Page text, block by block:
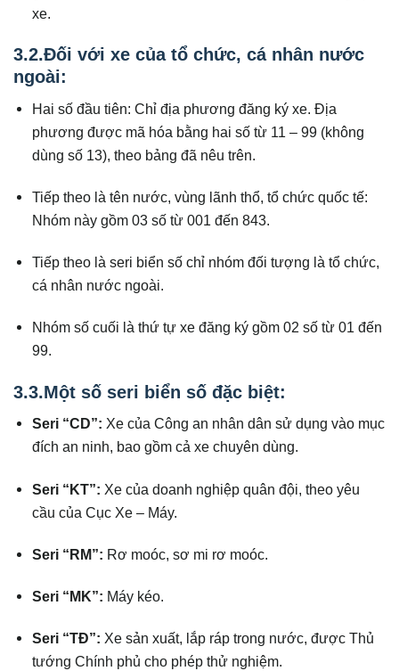
xe.
3.2.Đối với xe của tổ chức, cá nhân nước
ngoài:
Hai số đầu tiên: Chỉ địa phương đăng ký xe. Địa
phương được mã hóa bằng hai số từ 11 – 99 (không
dùng số 13), theo bảng đã nêu trên.
Tiếp theo là tên nước, vùng lãnh thổ, tổ chức quốc tế:
Nhóm này gồm 03 số từ 001 đến 843.
Tiếp theo là seri biển số chỉ nhóm đối tượng là tổ chức,
cá nhân nước ngoài.
Nhóm số cuối là thứ tự xe đăng ký gồm 02 số từ 01 đến
99.
3.3.Một số seri biển số đặc biệt:
Seri “CD”: Xe của Công an nhân dân sử dụng vào mục
đích an ninh, bao gồm cả xe chuyên dùng.
Seri “KT”: Xe của doanh nghiệp quân đội, theo yêu
cầu của Cục Xe – Máy.
Seri “RM”: Rơ moóc, sơ mi rơ moóc.
Seri “MK”: Máy kéo.
Seri “TĐ”: Xe sản xuất, lắp ráp trong nước, được Thủ
tướng Chính phủ cho phép thử nghiệm.